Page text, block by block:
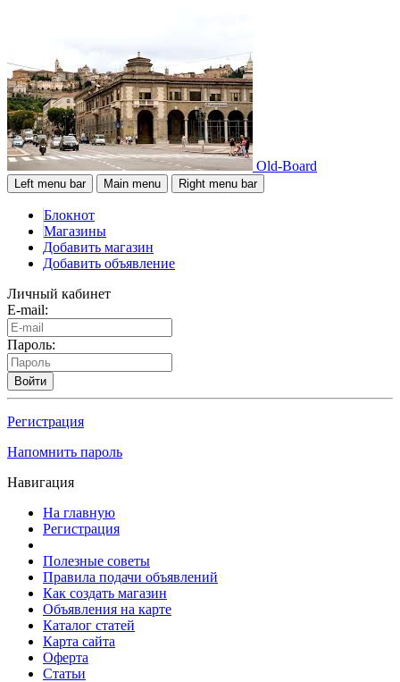
Old-Board
Left menu bar Main menu Right menu bar
Блокнот
Магазины
Добавить магазин
Добавить объявление
Личный кабинет
E-mail:
Пароль:
Войти
Регистрация
Напомнить пароль
Навигация
На главную
Регистрация
Полезные советы
Правила подачи объявлений
Как создать магазин
Объявления на карте
Каталог статей
Карта сайта
Оферта
Статьи